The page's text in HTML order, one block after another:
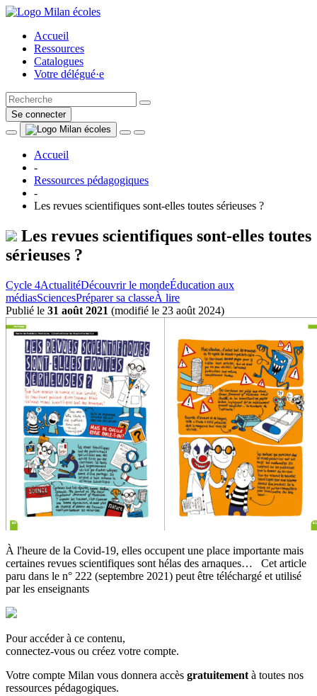
Accueil
Ressources
Catalogues
Votre délégué·e
Se connecter
Accueil
-
Ressources pédagogiques
-
Les revues scientifiques sont-elles toutes sérieuses ?
Les revues scientifiques sont-elles toutes
sérieuses ?
Cycle 4ActualitéDécouvrir le mondeÉducation aux
médiasSciencesPréparer sa classeÀ lire
Publié le 31 août 2021 (modifié le 23 août 2024)
À l'heure de la Covid-19, elles occupent une place importante mais
certaines revues scientifiques sont hélas des arnaques… Cet article
paru dans le n° 222 (septembre 2021) peut être téléchargé et utilisé
par les enseignants
Pour accéder à ce contenu,
connectez-vous ou créez votre compte.
Votre compte Milan vous donnera accès gratuitement à toutes nos
ressources pédagogiques.